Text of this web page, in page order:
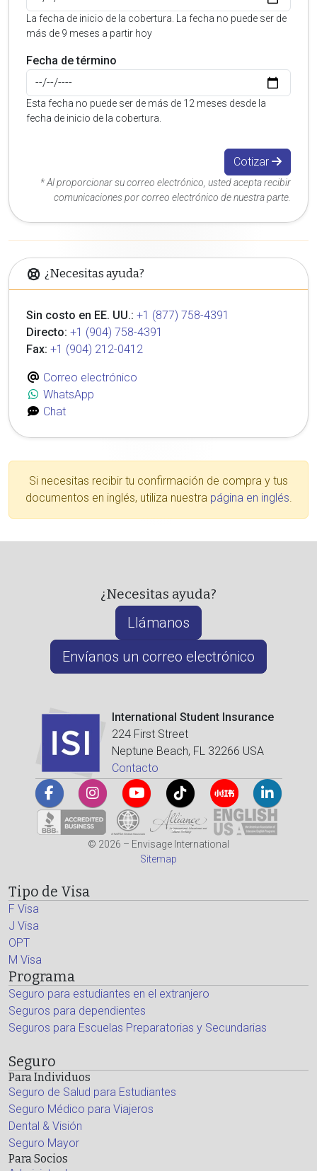
La fecha de inicio de la cobertura. La fecha no puede ser de
más de 9 meses a partir hoy
Fecha de término
Esta fecha no puede ser de más de 12 meses desde la
fecha de inicio de la cobertura.
Cotizar
* Al proporcionar su correo electrónico, usted acepta recibir
comunicaciones por correo electrónico de nuestra parte.
¿Necesitas ayuda?
Sin costo en EE. UU.: +1 (877) 758-4391
Directo: +1 (904) 758-4391
Fax: +1 (904) 212-0412
Correo electrónico
WhatsApp
Chat
Si necesitas recibir tu confirmación de compra y tus
documentos en inglés, utiliza nuestra página en inglés.
¿Necesitas ayuda?
Llámanos
Envíanos un correo electrónico
International Student Insurance
224 First Street
Neptune Beach, FL 32266 USA
Contacto
© 2026 – Envisage International
Sitemap
Tipo de Visa
F Visa
J Visa
OPT
M Visa
Programa
Seguro para estudiantes en el extranjero
Seguros para dependientes
Seguros para Escuelas Preparatorias y Secundarias
Seguro
Para Individuos
Seguro de Salud para Estudiantes
Seguro Médico para Viajeros
Dental & Visión
Seguro Mayor
Para Socios